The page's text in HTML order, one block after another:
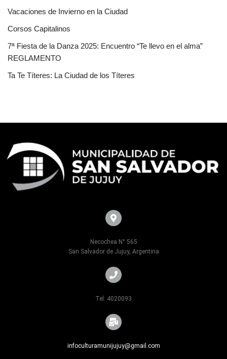
Vacaciones de Invierno en la Ciudad
Corsos Capitalinos
7ª Fiesta de la Danza 2025: Encuentro “Te llevo en el alma”
REGLAMENTO
Ta Te Títeres: La Ciudad de los Títeres
Necochea N° 565
San Salvador de Jujuy, Argentina
Tel: 4020093
infoculturamunijujuy@gmail.com